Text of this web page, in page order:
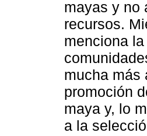
mayas y no
recursos.
menciona
mucha más
promoción
maya y, lo
a la